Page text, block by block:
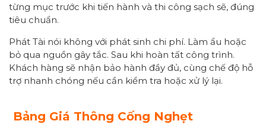
từng mục trước khi tiến hành và thi công sạch sẽ, đúng
tiêu chuẩn.
Phát Tài nói không với phát sinh chi phí. Làm ẩu hoặc
bỏ qua nguồn gây tắc. Sau khi hoàn tất công trình.
Khách hàng sẽ nhận bảo hành đầy đủ, cùng chế độ hỗ
trợ nhanh chóng nếu cần kiểm tra hoặc xử lý lại.
Bảng Giá Thông Cống Nghẹt